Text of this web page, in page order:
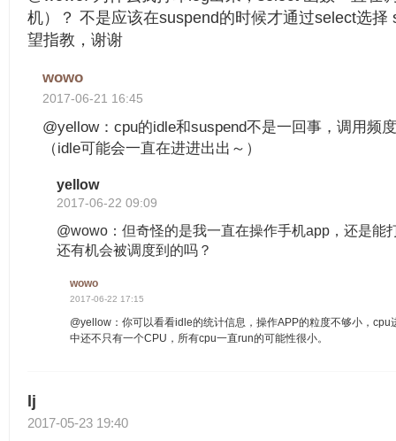
机）？ 不是应该在suspend的时候才通过select选择
望指教，谢谢
wowo
2017-06-21 16:45
@yellow：cpu的idle和suspend不是一回事，调用频
（idle可能会一直在进进出出～）
yellow
2017-06-22 09:09
@wowo：但奇怪的是我一直在操作手机app，还是能
还有机会被调度到的吗？
wowo
2017-06-22 17:15
@yellow：你可以看看idle的统计信息，操作APP的粒度不够小，
中还不只有一个CPU，所有cpu一直run的可能性很小。
lj
2017-05-23 19:40